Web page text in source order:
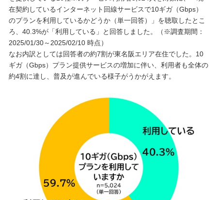
在契約しているインターネット回線サービスで10ギガ（Gbps）
のプランを利用しているかどうか（単一回答）」を聴取したとこ
ろ、40.3%が「利用している」と回答しました。（※調査期間：
2025/01/30～2025/02/10 時点）
なお内訳としては回答者の約7割が東名阪エリア在住でした。10
ギガ（Gbps）プラン提供サービスの増加に伴い、利用者も全体の
約4割に達し、普及が進んでいる様子がうかがえます。